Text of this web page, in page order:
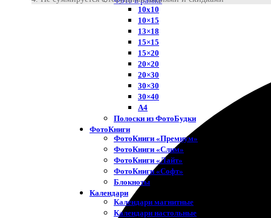
10х10
10×15
13×18
15×15
15×20
20×20
20×30
30×30
30×40
A4
Полоски из ФотоБудки
ФотоКниги
ФотоКниги «Премиум»
ФотоКниги «Слим»
ФотоКниги «Лайт»
ФотоКниги «Софт»
Блокноты
Календари
Календари магнитные
Календари настольные